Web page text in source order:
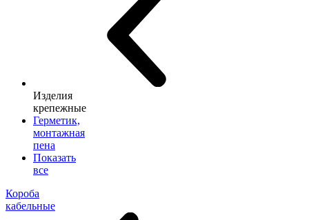
Изделия
крепежные
Герметик,
монтажная
пена
Показать
все
Короба
кабельные